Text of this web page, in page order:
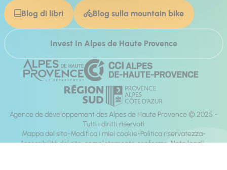
Blog di libri Blog sulla mountain bike
Invest In Alpes de Haute Provence
Agence de développement des Alpes de Haute Provence © 2025 -
Tutti i diritti riservati
Mappa del sito Modifica i miei cookie Politica riservatezza
Accessibilità del sito: completamente conforme Note legali